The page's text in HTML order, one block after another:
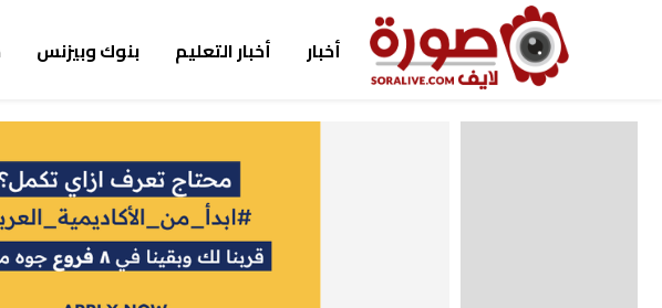
أخبار أخبار التعليم بنوك وبيزنس